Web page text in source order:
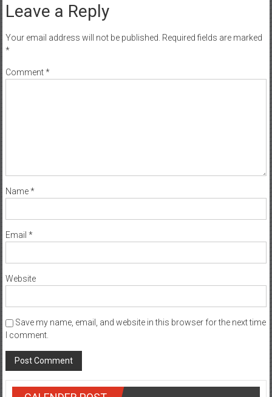
Leave a Reply
Your email address will not be published. Required fields are marked
*
Comment*
Name*
Email *
Website
Save my name, email, and website in this browser for the next time
I comment.